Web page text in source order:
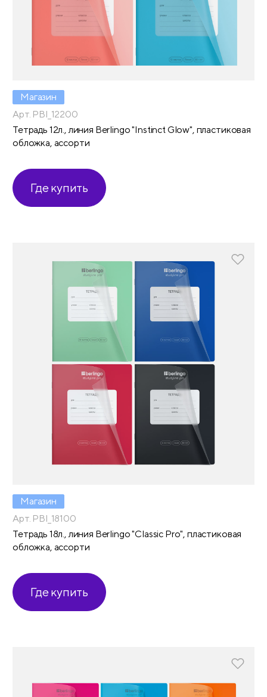
Магазин
Арт. PBl_12200
Тетрадь 12л., линия Berlingo "Instinct Glow", пластиковая
обложка, ассорти
Где купить
Магазин
Арт. PBl_18100
Тетрадь 18л., линия Berlingo "Classic Pro", пластиковая
обложка, ассорти
Где купить